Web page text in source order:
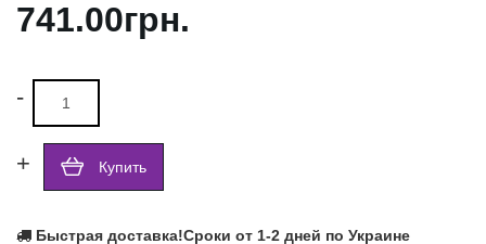
741.00грн.
-
+ Купить
Быстрая доставка!Сроки от 1-2 дней по Украине